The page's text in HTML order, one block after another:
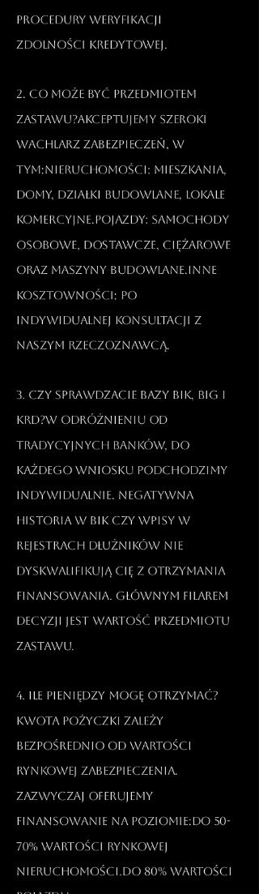
procedury weryfikacji
zdolności kredytowej.​
2. Co może być przedmiotem
zastawu?Akceptujemy szeroki
wachlarz zabezpieczeń, w
tym:Nieruchomości: mieszkania,
domy, działki budowlane, lokale
komercyjne.Pojazdy: samochody
osobowe, dostawcze, ciężarowe
oraz maszyny budowlane.Inne
kosztowności: po
indywidualnej konsultacji z
naszym rzeczoznawcą.​
3. Czy sprawdzacie bazy BIK, BIG i
KRD?W odróżnieniu od
tradycyjnych banków, do
każdego wniosku podchodzimy
indywidualnie. Negatywna
historia w BIK czy wpisy w
rejestrach dłużników nie
dyskwalifikują Cię z otrzymania
finansowania. Głównym filarem
decyzji jest wartość przedmiotu
zastawu.​
4. Ile pieniędzy mogę otrzymać?
Kwota pożyczki zależy
bezpośrednio od wartości
rynkowej zabezpieczenia.
Zazwyczaj oferujemy
finansowanie na poziomie:Do 50-
70% wartości rynkowej
nieruchomości.Do 80% wartości